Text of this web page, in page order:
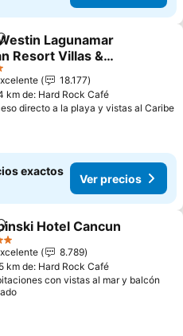
a favoritos
Lagunamar
Resort Villas &
18.177
km de: Hard Rock Café
directo a la playa y vistas al Caribe
exactos
Ver precios
a favoritos
Hotel Cancun
8.789
km de: Hard Rock Café
con vistas al mar y balcón